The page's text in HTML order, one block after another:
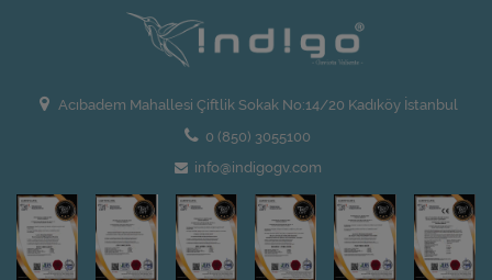
Acıbadem Mahallesi Çiftlik Sokak No:14/20 Kadıköy İstanbul
0 (850) 3055100
info@indigogv.com